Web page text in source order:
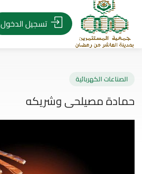
تسجيل الدخول
الكهربائية
مصيلحى وشريكه